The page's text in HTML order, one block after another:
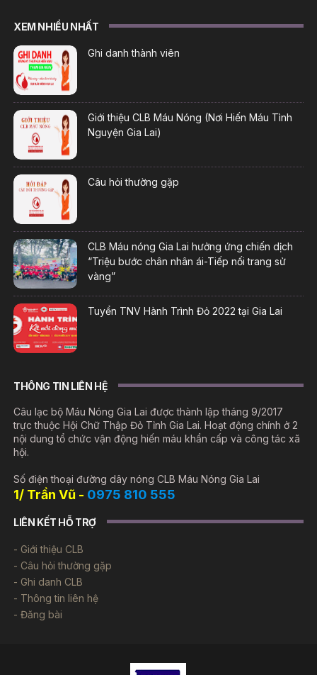
XEM NHIỀU NHẤT
Ghi danh thành viên
Giới thiệu CLB Máu Nóng (Nơi Hiến Máu Tình
Nguyện Gia Lai)
Câu hỏi thường gặp
CLB Máu nóng Gia Lai hưởng ứng chiến dịch
“Triệu bước chân nhân ái-Tiếp nối trang sử
vàng”
Tuyển TNV Hành Trình Đỏ 2022 tại Gia Lai
THÔNG TIN LIÊN HỆ
Câu lạc bộ Máu Nóng Gia Lai được thành lập tháng 9/2017
trực thuộc Hội Chữ Thập Đỏ Tỉnh Gia Lai. Hoạt động chính ở 2
nội dung tổ chức vận động hiến máu khẩn cấp và công tác xã
hội.
Số điện thoại đường dây nóng CLB Máu Nóng Gia Lai
1/ Trần Vũ - 0975 810 555
LIÊN KẾT HỖ TRỢ
Giới thiệu CLB
Câu hỏi thường gặp
Ghi danh CLB
Thông tin liên hệ
Đăng bài